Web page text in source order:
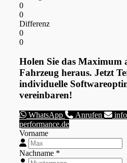
0
0
Differenz
0
0
Holen Sie das Maximum
Fahrzeug heraus. Jetzt
individuelle
vereinbaren!
WhatsApp Anrufen
performance.de
Vorname
Nachname *